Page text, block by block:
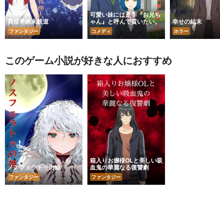
異世界終末鉄道
ファンタジー
可愛い妹には是非『お兄ち
ゃん』と呼んで貰いたい。
コメディ
幸せの結末
ホラー
このゲーム小説が好きな人におすすめ
ノスフェラトゥの姫
ファンタジー
箱入りお嬢様OLと美しい吸
血鬼の華麗なる復讐劇
ファンタジー